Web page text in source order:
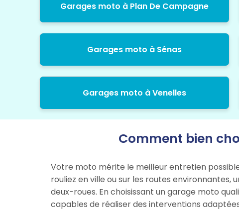
Garages moto à Plan De Campagne
Garages moto à Sénas
Garages moto à Venelles
Comment bien
Votre moto mérite le meilleur entretien
rouliez en ville ou sur les routes
deux-roues. En choisissant un garage moto
capables de réaliser des interventions